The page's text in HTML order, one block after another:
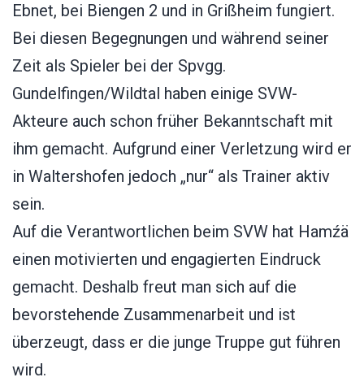
Ebnet, bei Biengen 2 und in Grißheim fungiert.
Bei diesen Begegnungen und während seiner
Zeit als Spieler bei der Spvgg.
Gundelfingen/Wildtal haben einige SVW-
Akteure auch schon früher Bekanntschaft mit
ihm gemacht. Aufgrund einer Verletzung wird er
in Waltershofen jedoch „nur“ als Trainer aktiv
sein.
Auf die Verantwortlichen beim SVW hat Hamźä
einen motivierten und engagierten Eindruck
gemacht. Deshalb freut man sich auf die
bevorstehende Zusammenarbeit und ist
überzeugt, dass er die junge Truppe gut führen
wird.